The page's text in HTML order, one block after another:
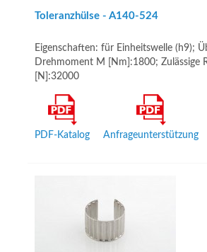
Toleranzhülse - A140-524
Eigenschaften: für Einheitswelle (h9);
Drehmoment M [Nm]:1800; Zulässige
[N]:32000
PDF-Katalog Anfrageunterstützung